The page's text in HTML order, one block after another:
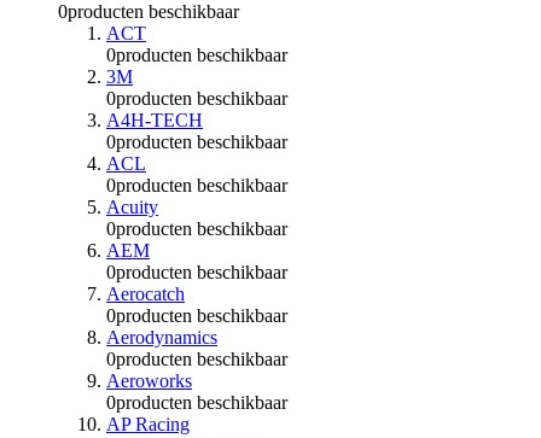
0producten beschikbaar
ACT
0producten beschikbaar
3M
0producten beschikbaar
A4H-TECH
0producten beschikbaar
ACL
0producten beschikbaar
Acuity
0producten beschikbaar
AEM
0producten beschikbaar
Aerocatch
0producten beschikbaar
Aerodynamics
0producten beschikbaar
Aeroworks
0producten beschikbaar
AP Racing